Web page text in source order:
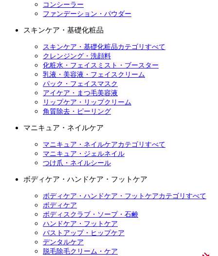
コンシーラー
ファンデーション・パウダー
スキンケア・基礎化粧品
スキンケア・基礎化粧品カテゴリすべて
クレンジング・洗顔料
化粧水・フェイスミスト・ブースター
乳液・美容液・フェイスクリーム
パック・フェイスマスク
アイケア・まつ毛美容液
リップケア・リップクリーム
角質除去・ピーリング
マニキュア・ネイルケア
マニキュア・ネイルケアカテゴリすべて
マニキュア・ジェルネイル
つけ爪・ネイルシール
ボディケア・ハンドケア・フットケア
ボディケア・ハンドケア・フットケアカテゴリすべて
ボディケア
ボディスクラブ・ソープ・石鹸
ハンドケア・フットケア
バストアップ・ヒップケア
デンタルケア
脱毛除毛クリーム・ケア